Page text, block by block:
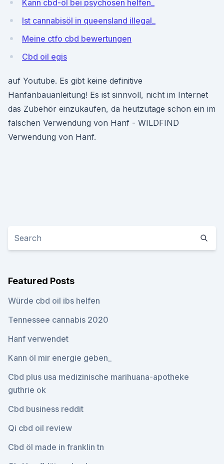
Kann cbd-öl bei psychosen helfen_
Ist cannabisöl in queensland illegal_
Meine ctfo cbd bewertungen
Cbd oil egis
auf Youtube. Es gibt keine definitive
Hanfanbauanleitung! Es ist sinnvoll, nicht im Internet
das Zubehör einzukaufen, da heutzutage schon ein im
falschen Verwendung von Hanf - WILDFIND
Verwendung von Hanf.
Featured Posts
Würde cbd oil ibs helfen
Tennessee cannabis 2020
Hanf verwendet
Kann öl mir energie geben_
Cbd plus usa medizinische marihuana-apotheke
guthrie ok
Cbd business reddit
Qi cbd oil review
Cbd öl made in franklin tn